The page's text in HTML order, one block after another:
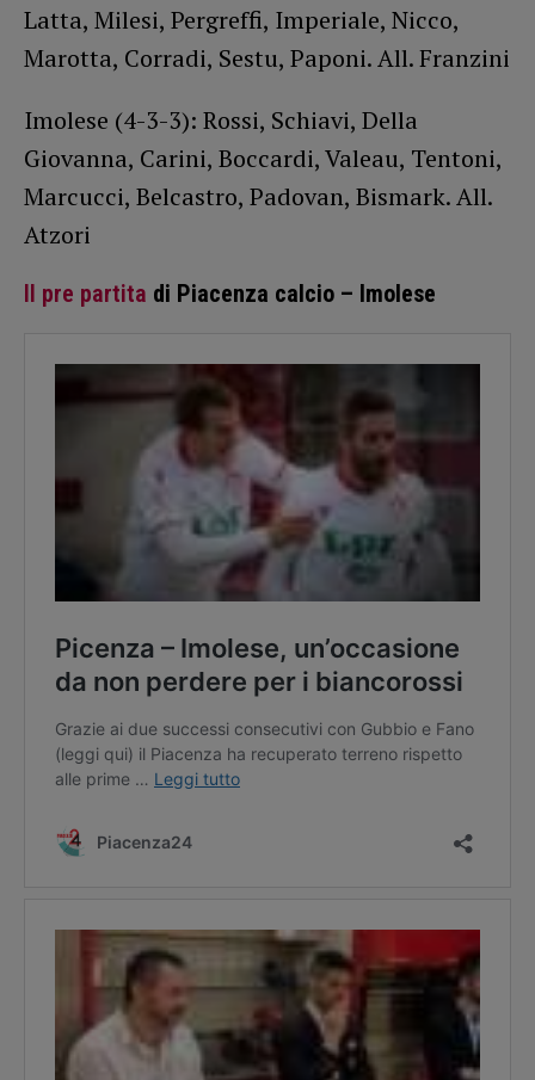
Latta, Milesi, Pergreffi, Imperiale, Nicco,
Marotta, Corradi, Sestu, Paponi. All. Franzini
Imolese (4-3-3): Rossi, Schiavi, Della
Giovanna, Carini, Boccardi, Valeau, Tentoni,
Marcucci, Belcastro, Padovan, Bismark. All.
Atzori
Il pre partita di Piacenza calcio – Imolese